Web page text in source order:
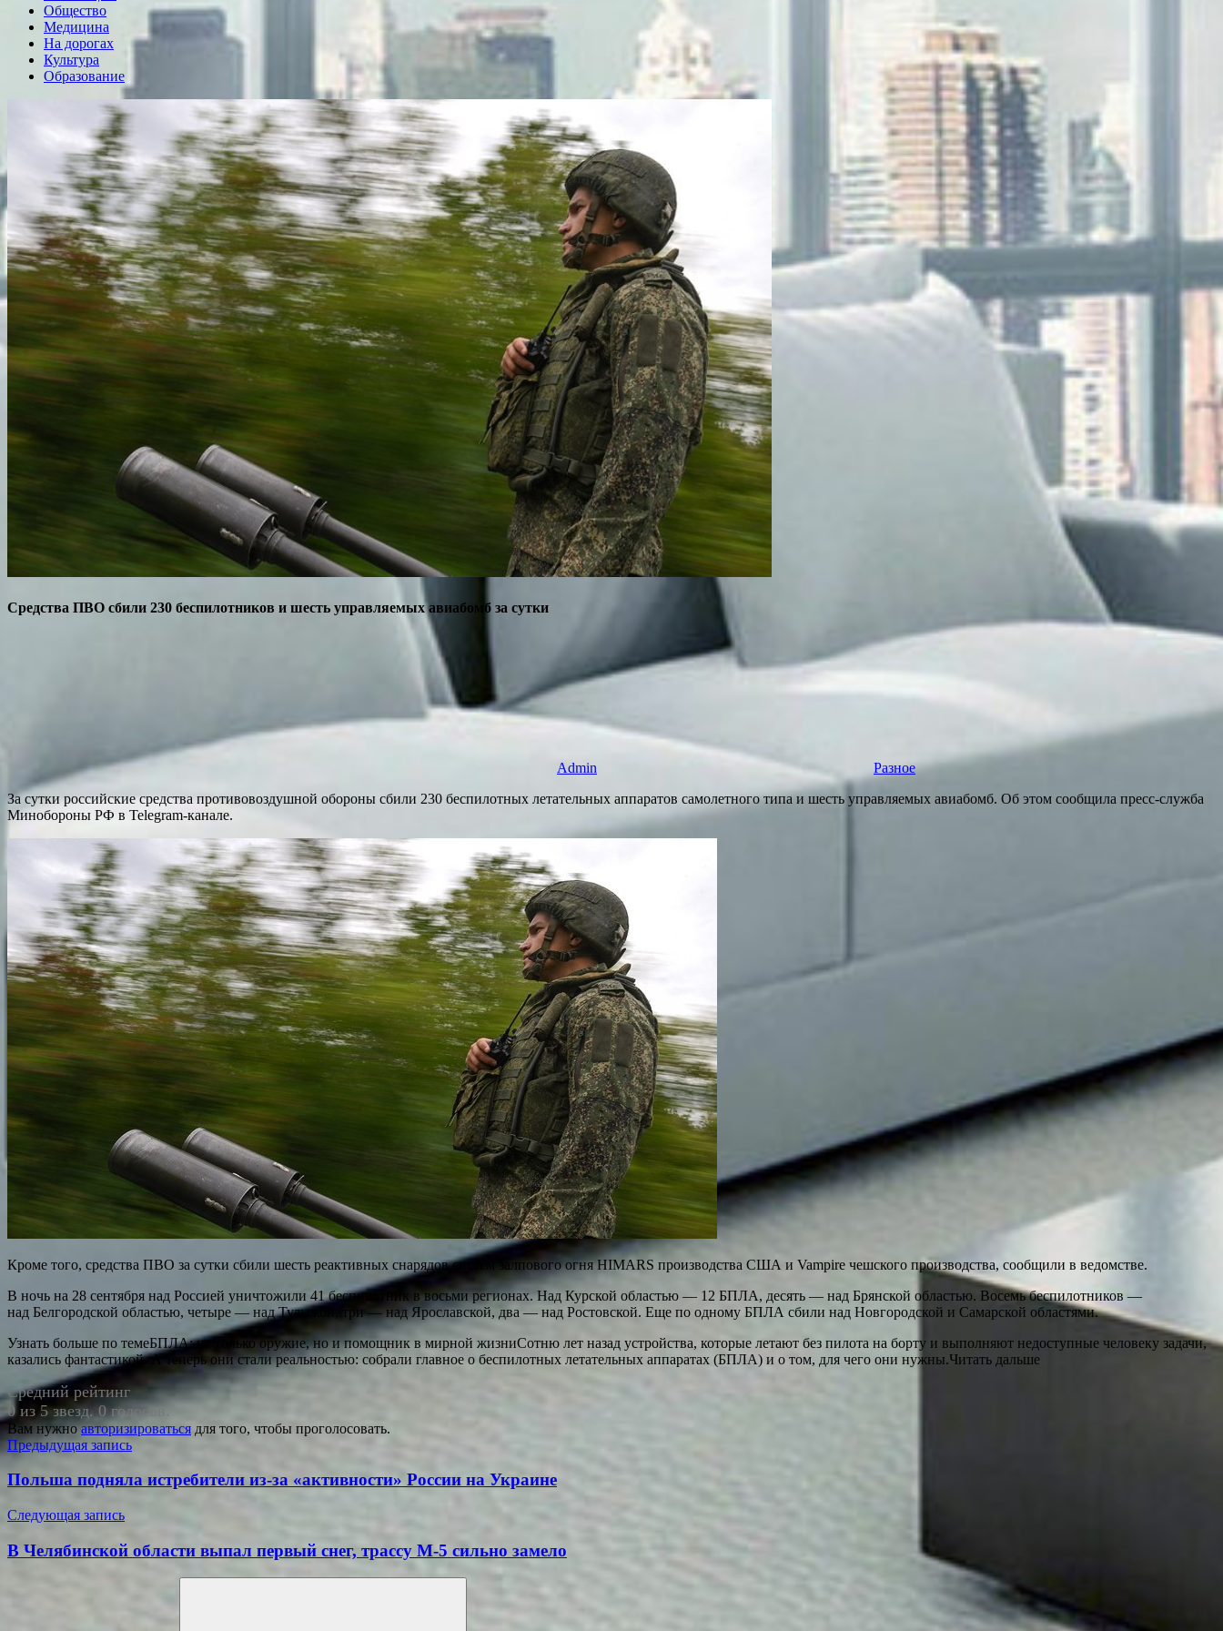
Общество
Медицина
На дорогах
Культура
Образование
Средства ПВО сбили 230 беспилотников и шесть управляемых авиабомб за сутки
Admin
Разное
За сутки российские средства противовоздушной обороны сбили 230 беспилотных летательных аппаратов самолетного типа и шесть управляемых авиабомб. Об этом сообщила пресс-служба
Минобороны РФ в Telegram-канале.
Кроме того, средства ПВО за сутки сбили шесть реактивных снарядов систем залпового огня HIMARS производства США и Vampire чешского производства, сообщили в ведомстве.
В ночь на 28 сентября над Россией уничтожили 41 беспилотник в восьми регионах. Над Курской областью — 12 БПЛА, десять — над Брянской областью. Восемь беспилотников —
над Белгородской областью, четыре — над Тульской, три — над Ярославской, два — над Ростовской. Еще по одному БПЛА сбили над Новгородской и Самарской областями.
Узнать больше по темеБПЛА: не только оружие, но и помощник в мирной жизниСотню лет назад устройства, которые летают без пилота на борту и выполняют недоступные человеку задачи,
казались фантастикой. А теперь они стали реальностью: собрали главное о беспилотных летательных аппаратах (БПЛА) и о том, для чего они нужны.Читать дальше
Средний рейтинг
0 из 5 звезд. 0 голосов.
Вам нужноавторизироваться для того, чтобы проголосовать.
Навигация
по
Предыдущая запись
Польша подняла истребители из-за «активности» России на Украине
Следующая запись
В Челябинской области выпал первый снег, трассу М-5 сильно замело